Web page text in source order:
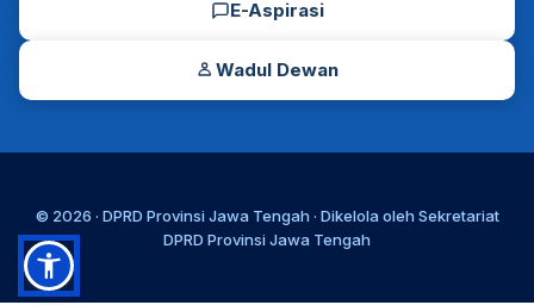
E-Aspirasi
Wadul Dewan
© 2026 · DPRD Provinsi Jawa Tengah · Dikelola oleh Sekretariat
DPRD Provinsi Jawa Tengah